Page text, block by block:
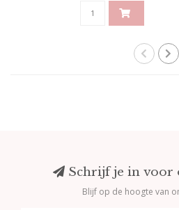
Schrijf je in voor
Blijf op de hoogte van